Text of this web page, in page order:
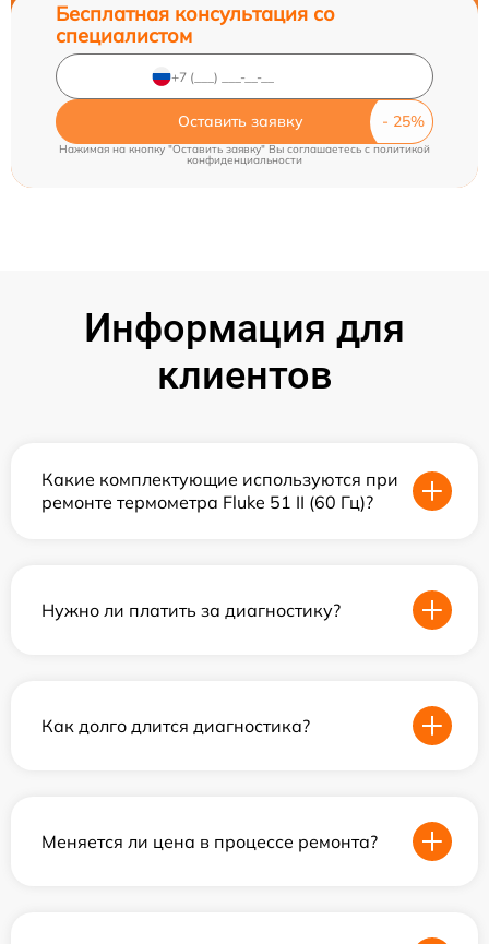
Бесплатная консультация со
специалистом
Оставить заявку
Нажимая на кнопку "Оставить заявку" Вы соглашаетесь cполитикой
конфиденциальности
Информация для
клиентов
Какие комплектующие используются при
ремонте термометра Fluke 51 II (60 Гц)?
Нужно ли платить за диагностику?
Как долго длится диагностика?
Меняется ли цена в процессе ремонта?